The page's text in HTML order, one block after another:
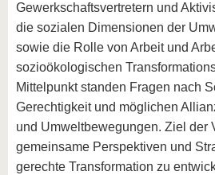
Gewerkschaftsvertretern und
die sozialen Dimensionen der
sowie die Rolle von Arbeit und
sozioökologischen
Mittelpunkt standen Fragen nach
Gerechtigkeit und möglichen
und Umweltbewegungen. Ziel der
gemeinsame Perspektiven und
gerechte Transformation zu